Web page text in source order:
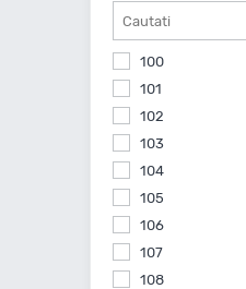
Cooper
Cst By Maxxis
100
101
102
103
104
105
106
107
108